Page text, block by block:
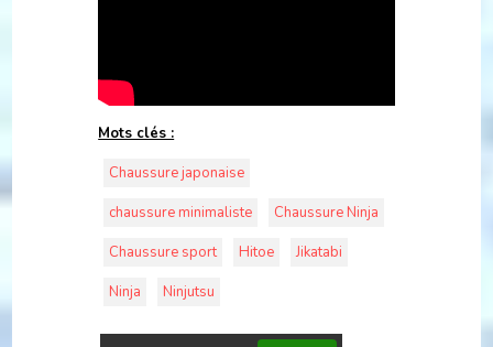
Mots clés :
Chaussure japonaise
chaussure minimaliste
Chaussure Ninja
Chaussure sport
Hitoe
Jikatabi
Ninja
Ninjutsu